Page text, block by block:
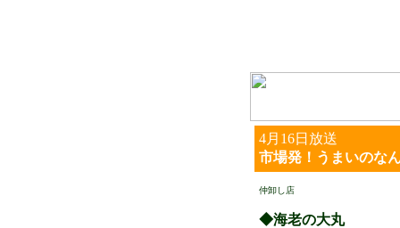
4月16日放送
市場発！うまいのな
仲卸し店
◆海老の大丸